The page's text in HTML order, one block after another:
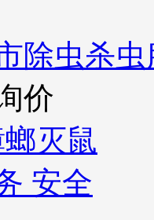
除虫杀
价